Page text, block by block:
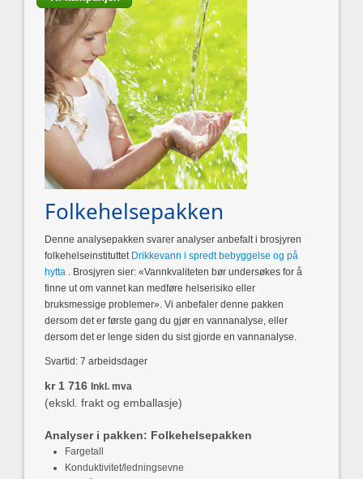
Folkehelsepakken
Denne analysepakken svarer analyser anbefalt i brosjyren
folkehelseinstituttet Drikkevann i spredt bebyggelse og på
hytta . Brosjyren sier: «Vannkvaliteten bør undersøkes for å
finne ut om vannet kan medføre helserisiko eller
bruksmessige problemer». Vi anbefaler denne pakken
dersom det er første gang du gjør en vannanalyse, eller
dersom det er lenge siden du sist gjorde en vannanalyse.
Svartid: 7 arbeidsdager
kr 1 716 Inkl. mva
(ekskl. frakt og emballasje)
Analyser i pakken: Folkehelsepakken
Fargetall
Konduktivitet/ledningsevne